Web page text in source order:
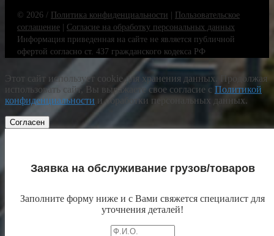
© 2026 / Политика конфиденциальности | Пользовательское
соглашение | Согласие на обработку персональных данных
Информация приведенная на сайте не является публичной
офертой согласно ст. 437 гражданского кодекса РФ
Этот сайт использует cookie для хранения данных. Продолжая
использовать сайт, Вы выражаете свое согласие с Политикой
конфиденциальности и обработки персональных данных.
Согласен
Заявка на обслуживание грузов/товаров
Заполните форму ниже и с Вами свяжется специалист для
уточнения деталей!